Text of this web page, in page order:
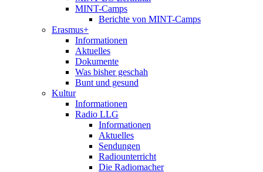
MINT-Camps
Berichte von MINT-Camps
Erasmus+
Informationen
Aktuelles
Dokumente
Was bisher geschah
Bunt und gesund
Kultur
Informationen
Radio LLG
Informationen
Aktuelles
Sendungen
Radiounterricht
Die Radiomacher